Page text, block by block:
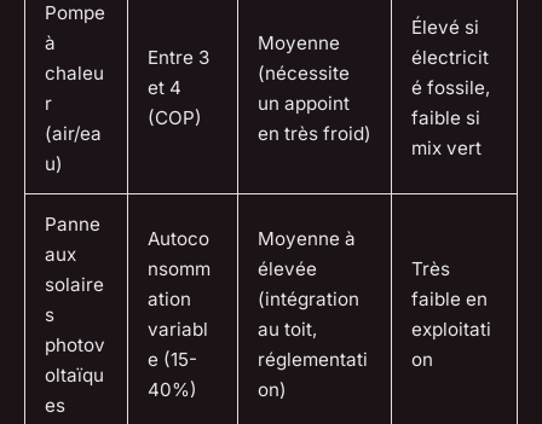
Pompe
à
chaleu
r
(air/ea
u)
Entre 3
et 4
(COP)
Moyenne
(nécessite
un appoint
en très froid)
Élevé si
électricit
é fossile,
faible si
mix vert
Panne
aux
solaire
s
photov
oltaïqu
es
Autoco
nsomm
ation
variabl
e (15-
40%)
Moyenne à
élevée
(intégration
au toit,
réglementati
on)
Très
faible en
exploitati
on